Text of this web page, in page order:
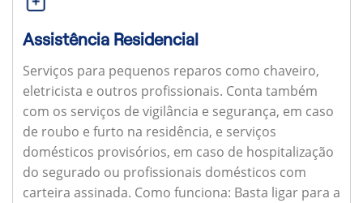
Assistência Residencial
Serviços para pequenos reparos como chaveiro,
eletricista e outros profissionais. Conta também
com os serviços de vigilância e segurança, em caso
de roubo e furto na residência, e serviços
domésticos provisórios, em caso de hospitalização
do segurado ou profissionais domésticos com
carteira assinada. Como funciona: Basta ligar para a